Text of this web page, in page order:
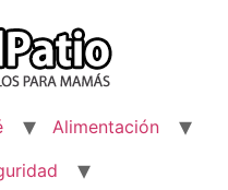
Alimentación